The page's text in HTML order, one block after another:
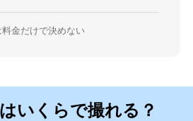
金だけで決めない
いくらで撮れる？